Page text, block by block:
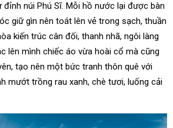
núi Phú Sĩ. Mỗi hồ nước lại được bàn
giữ gìn nên toát lên vẻ trong sạch, thuần
kiến trúc cân đối, thanh nhã, ngôi làng
lên mình chiếc áo vừa hoài cổ mà cũng
tạo nên một bức tranh thôn quê với
mướt trồng rau xanh, chè tươi, luống cải